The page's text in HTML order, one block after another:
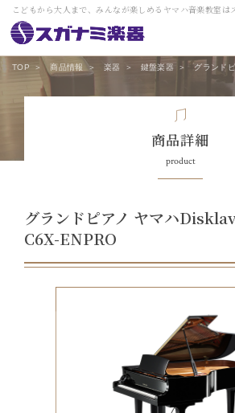
こどもから大人まで、みんなが楽しめるヤマハ音楽教室は
TOP 商品情報 楽器 鍵盤楽器 グランド
商品詳細
product
グランドピアノ ヤマハ
C6X-ENPRO